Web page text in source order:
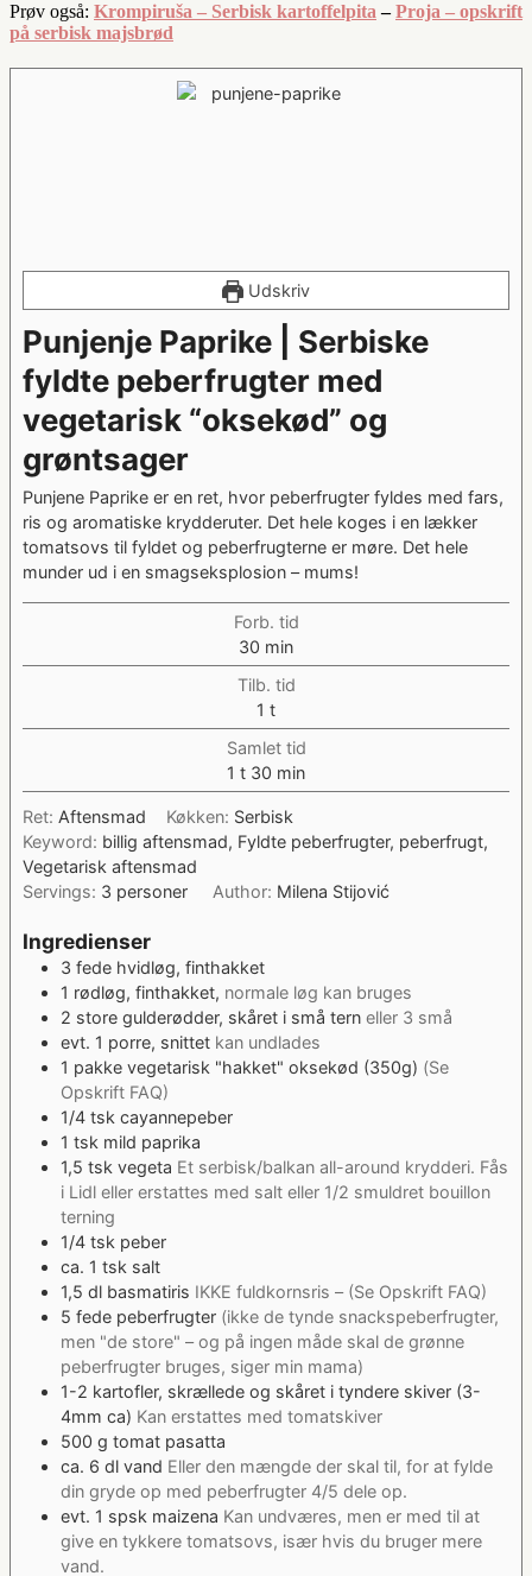
Prøv også: Krompiruša – Serbisk kartoffelpita–Proja – opskrift
på serbisk majsbrød
Udskriv
Punjenje Paprike | Serbiske
fyldte peberfrugter med
vegetarisk “oksekød” og
grøntsager
Punjene Paprike er en ret, hvor peberfrugter fyldes med fars,
ris og aromatiske krydderuter. Det hele koges i en lækker
tomatsovs til fyldet og peberfrugterne er møre. Det hele
munder ud i en smagseksplosion – mums!
Forb. tid
30 minutter
min
Tilb. tid
1 time
t
Samlet tid
1 time
t 30 minutter
min
Ret: Aftensmad Køkken: Serbisk
Keyword: billig aftensmad, Fyldte peberfrugter, peberfrugt,
Vegetarisk aftensmad
Servings: 3 personer Author: Milena Stijović
Ingredienser
3 fede hvidløg, finthakket
1 rødløg, finthakket, normale løg kan bruges
2 store gulderødder, skåret i små tern eller 3 små
evt. 1 porre, snittet kan undlades
1 pakke vegetarisk "hakket" oksekød (350g) (Se
Opskrift FAQ)
1/4 tsk cayannepeber
1 tsk mild paprika
1,5 tsk vegeta Et serbisk/balkan all-around krydderi. Fås
i Lidl eller erstattes med salt eller 1/2 smuldret bouillon
terning
1/4 tsk peber
ca. 1 tsk salt
1,5 dl basmatiris IKKE fuldkornsris – (Se Opskrift FAQ)
5 fede peberfrugter (ikke de tynde snackspeberfrugter,
men "de store" – og på ingen måde skal de grønne
peberfrugter bruges, siger min mama)
1-2 kartofler, skrællede og skåret i tyndere skiver (3-
4mm ca) Kan erstattes med tomatskiver
500 g tomat pasatta
ca. 6 dl vand Eller den mængde der skal til, for at fylde
din gryde op med peberfrugter 4/5 dele op.
evt. 1 spsk maizena Kan undværes, men er med til at
give en tykkere tomatsovs, især hvis du bruger mere
vand.